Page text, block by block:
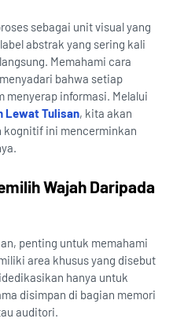
sebagai unit visual yang
abstrak yang sering kali
Memahami cara
bahwa setiap
menyerap informasi. Melalui
Lewat Tulisan, kita akan
kognitif ini mencerminkan
Wajah Daripada
penting untuk memahami
area khusus yang disebut
hanya untuk
disimpan di bagian memori
auditori.